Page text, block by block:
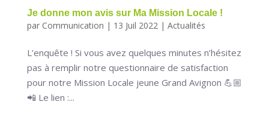
Je donne mon avis sur Ma Mission Locale !
par Communication | 13 Juil 2022| Actualités
L’enquête ! Si vous avez quelques minutes n’hésitez
pas à remplir notre questionnaire de satisfaction
pour notre Mission Locale jeune Grand Avignon 💪🏼
📲 Le lien :...